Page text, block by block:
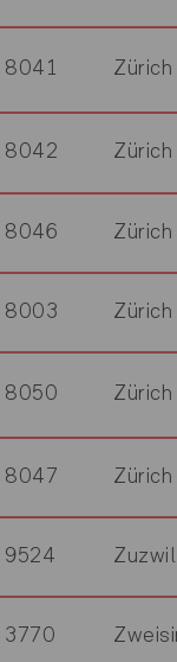
8041 Zürich
8042 Zürich
8046 Zürich
8003 Zürich
8050 Zürich
8047 Zürich
9524 Zuzwil
3770